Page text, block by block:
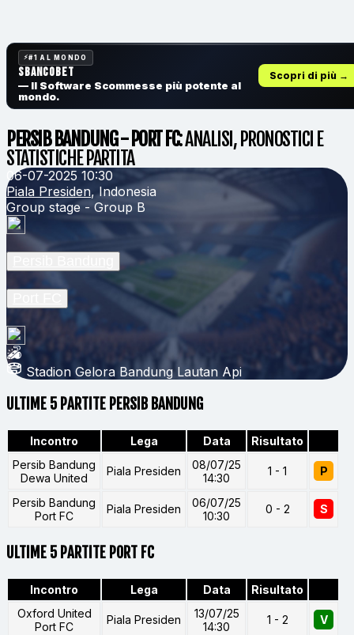
#1 AL MONDO
SbancoBet
— Il Software Scommesse più potente al
mondo.
Scopri di più →
PERSIB BANDUNG - PORT FC: ANALISI, PRONOSTICI E
STATISTICHE PARTITA
06-07-2025 10:30
Piala Presiden, Indonesia
Group stage - Group B
Stadion Gelora Bandung Lautan Api
ULTIME 5 PARTITE PERSIB BANDUNG
Incontro Lega Data
Risultato
Persib Bandung
Dewa United
Piala Presiden
08/07/25
14:30
1 - 1 P
Persib Bandung
Port FC
Piala Presiden
06/07/25
10:30
0 - 2 S
ULTIME 5 PARTITE PORT FC
Incontro Lega Data
Risultato
Oxford United
Port FC
Piala Presiden
13/07/25
14:30
1 - 2 V